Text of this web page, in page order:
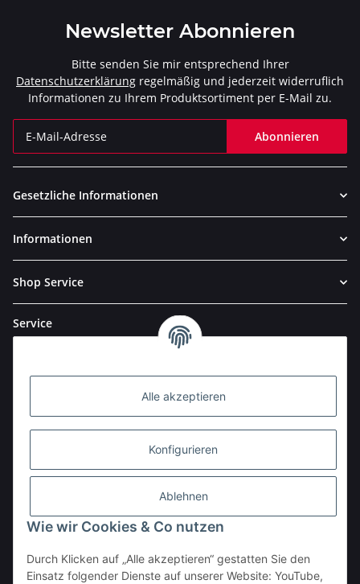
Alle akzeptieren
Konfigurieren
Ablehnen
Wie wir Cookies & Co nutzen
Durch Klicken auf „Alle akzeptieren“ gestatten Sie den
Einsatz folgender Dienste auf unserer Website: YouTube,
Newsletter Abonnieren
Bitte senden Sie mir entsprechend Ihrer
Datenschutzerklärung regelmäßig und jederzeit widerruflich
Informationen zu Ihrem Produktsortiment per E-Mail zu.
Abonnieren
Gesetzliche Informationen
Informationen
Shop Service
Service
BESTELLHOTLINE:
(0 23 03) 983 77 27